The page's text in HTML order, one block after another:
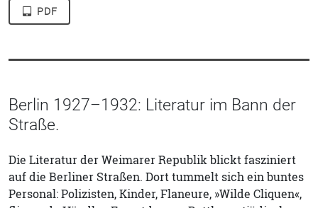
PDF
Berlin 1927–1932: Literatur im Bann der
Straße.
Die Literatur der Weimarer Republik blickt fasziniert
auf die Berliner Straßen. Dort tummelt sich ein buntes
Personal: Polizisten, Kinder, Flaneure, »Wilde Cliquen«,